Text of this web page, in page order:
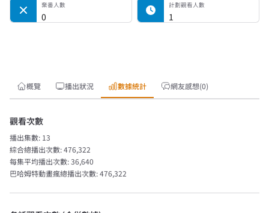
棄番人數
0
計劃觀看人數
1
概覽 播出狀況 數據統計 網友感想(0)
觀看次數
播出集數: 13
綜合總播出次數:476,322
每集平均播出次數:36,640
巴哈姆特動畫瘋總播出次數:476,322